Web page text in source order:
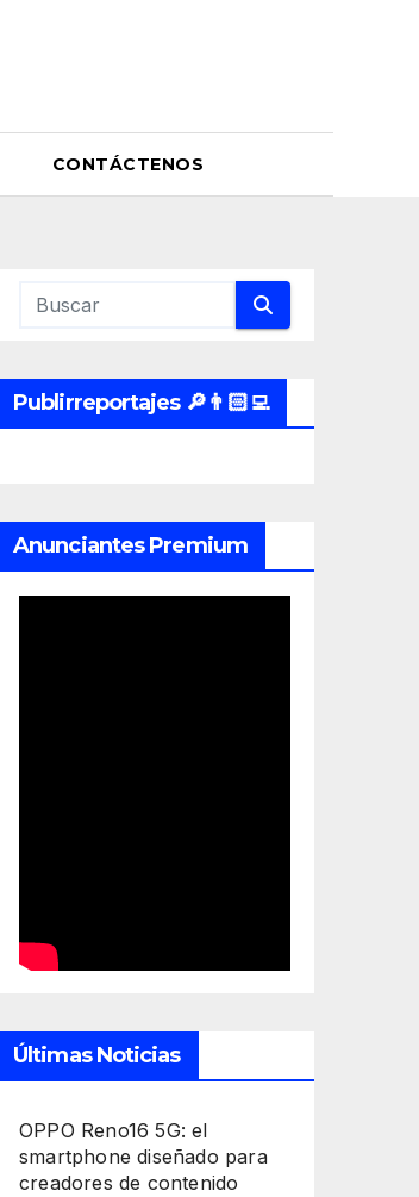
CONTÁCTENOS
Publirreportajes 🔎👨🏻‍💻
Anunciantes Premium
Últimas Noticias
OPPO Reno16 5G: el
smartphone diseñado para
creadores de contenido